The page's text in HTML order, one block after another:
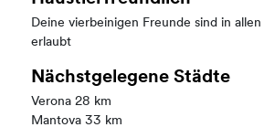
Deine vierbeinigen Freunde sind in
erlaubt
Nächstgelegene Städte
Verona 28 km
Mantova 33 km